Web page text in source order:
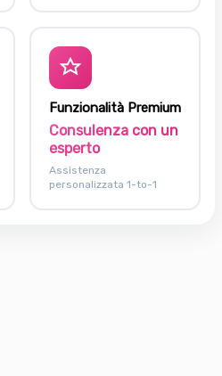
Funzionalità Premium
Consulenza con un
esperto
Assistenza
personalizzata 1-to-1